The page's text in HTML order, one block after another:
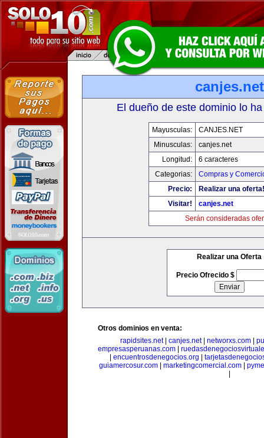
canjes.net
El dueño de este dominio lo
Mayusculas:
CANJES.NET
Minusculas:
canjes.net
Longitud:
6 caracteres
Categorias:
Compras y
Precio:
Realizar una oferta!
Visitar!
canjes.net
Serán consideradas
Realizar una Oferta
Precio Ofrecido $
Otros dominios en venta:
rapidsites.net| canjes.net| networxs.com
empresasperuanas.com
encuentrosdenegocios.org
guiamercosur.com| marketingcomercial.com|